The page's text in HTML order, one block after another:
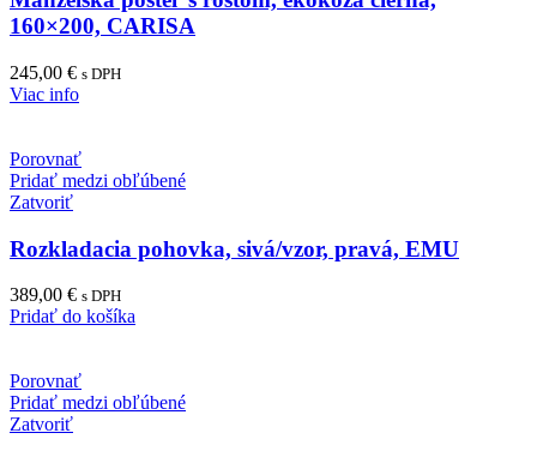
160×200, CARISA
245,00 € s DPH
Viac info
Porovnať
Pridať medzi obľúbené
Zatvoriť
Rozkladacia pohovka, sivá/vzor, pravá, EMU
389,00 € s DPH
Pridať do košíka
Porovnať
Pridať medzi obľúbené
Zatvoriť